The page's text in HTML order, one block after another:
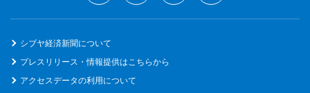
シブヤ経済新聞について
プレスリリース・情報提供はこちらから
アクセスデータの利用について